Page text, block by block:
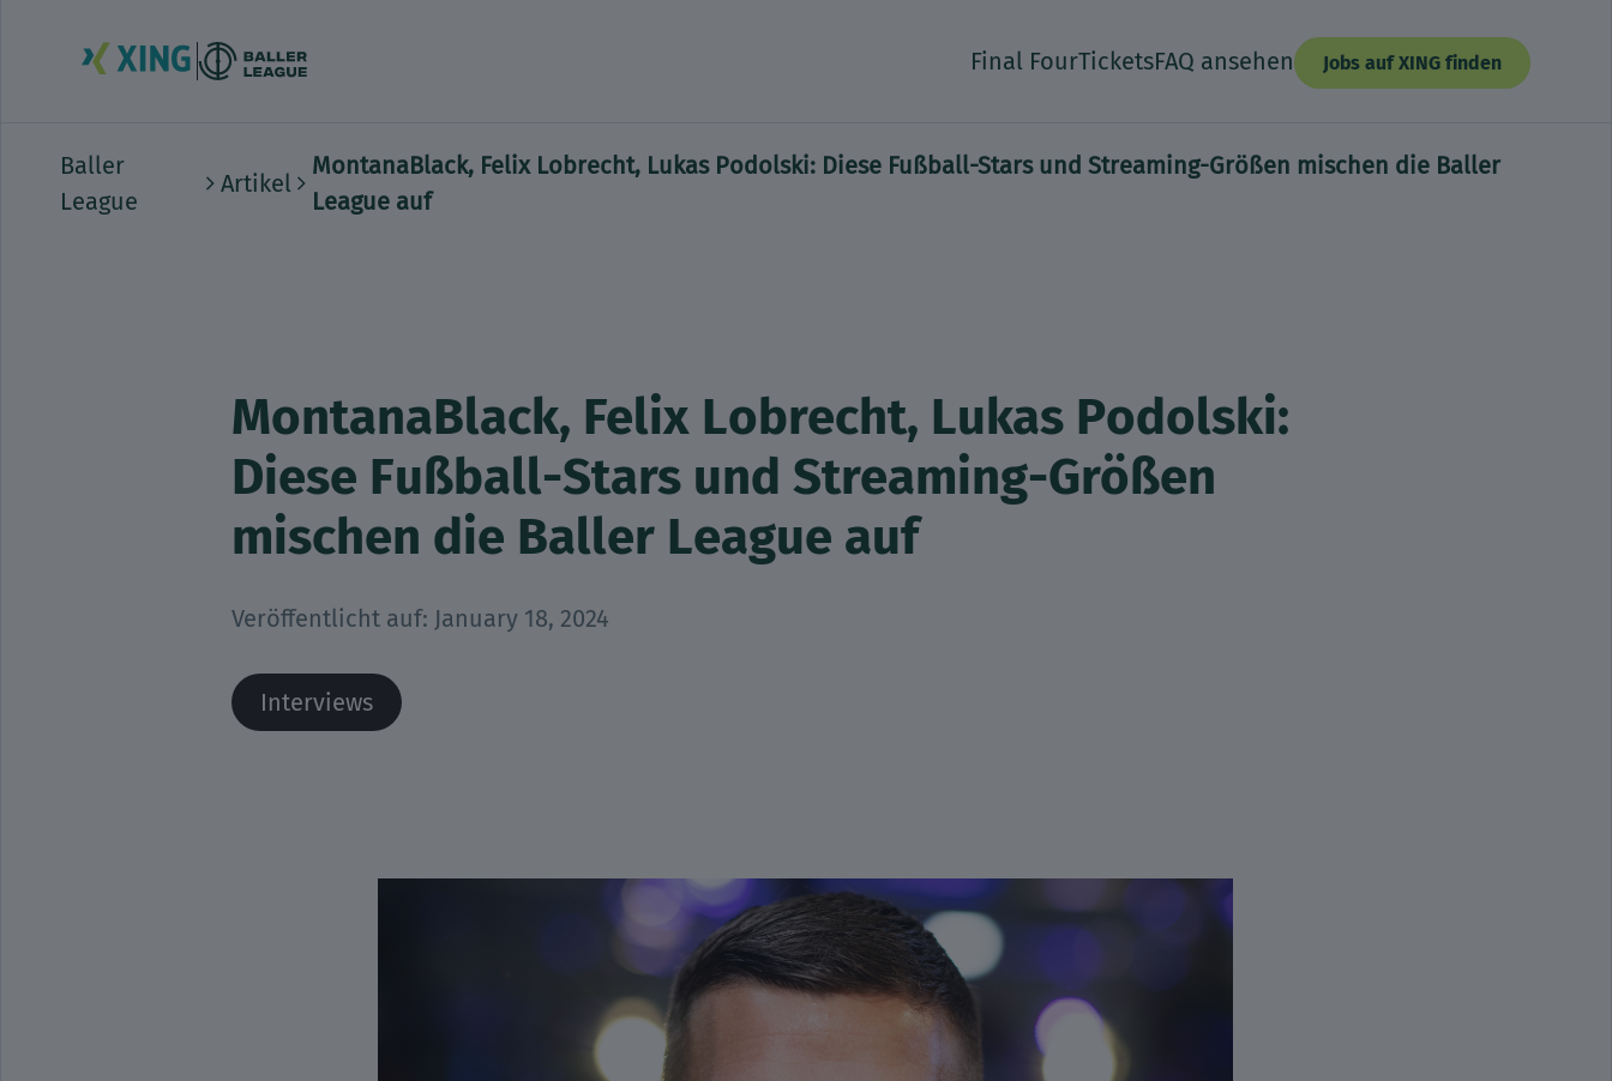
Final FourTicketsFAQ ansehen Jobs auf XING finden
Baller
League
Artikel
MontanaBlack, Felix Lobrecht, Lukas Podolski: Diese Fußball-Stars und Streaming-Größen mischen die Baller
League auf
MontanaBlack, Felix Lobrecht, Lukas Podolski:
Diese Fußball-Stars und Streaming-Größen
mischen die Baller League auf
Veröffentlicht auf: January 18, 2024
Interviews